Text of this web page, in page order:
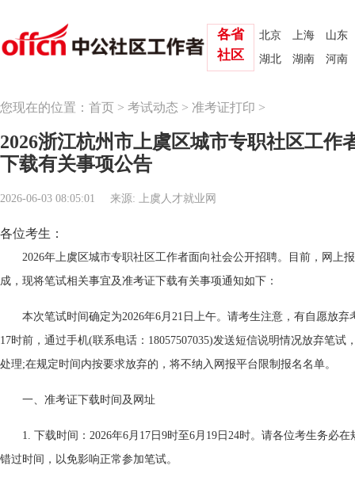
北京 上海
山东
湖北
湖南 河南
各省
社区
您现在的位置： 首页 > 考试动态 > 准考证打印 >
2026浙江杭州市上虞区城市专职社区工作
下载有关事项公告
2026-06-03 08:05:01 来源: 上虞人才就业网
各位考生：
2026年上虞区城市专职社区工作者面向社会公开招聘。目前，网上
成，现将笔试相关事宜及准考证下载有关事项通知如下：
本次笔试时间确定为2026年6月21日上午。请考生注意，有自愿放弃
17时前，通过手机(联系电话：18057507035)发送短信说明情况放弃笔试
处理;在规定时间内按要求放弃的，将不纳入网报平台限制报名名单。
一、准考证下载时间及网址
1. 下载时间：2026年6月17日9时至6月19日24时。请各位考生务必
错过时间，以免影响正常参加笔试。